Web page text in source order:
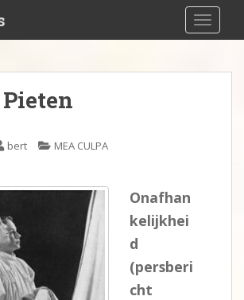
bert MEA CULPA
Onafhan
kelijkhei
d
(persberi
cht